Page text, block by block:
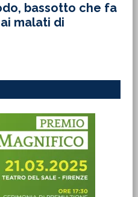
bassotto che fa
malati di